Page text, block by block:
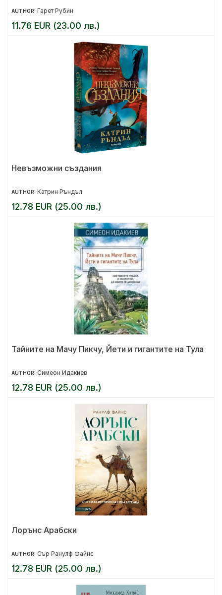
AUTHOR: Гарет Рубин
11.76 EUR (23.00 лв.)
Невъзможни създания
AUTHOR: Катрин Ръндъл
12.78 EUR (25.00 лв.)
Тайните на Мачу Пикчу, Йети и гигантите на Тула
AUTHOR: Симеон Идакиев
12.78 EUR (25.00 лв.)
Лорънс Арабски
AUTHOR: Сър Ранулф Файнс
12.78 EUR (25.00 лв.)